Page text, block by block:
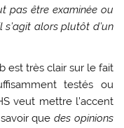
pas être examinée ou
s’agit alors plutôt d’un
est très clair sur le fait
testés ou
veut mettre l’accent
que des opinions